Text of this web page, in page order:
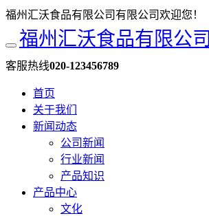
福州汇沃食品有限公司有限公司欢迎您！
福州汇沃食品有限公司
客服热线020-123456789
首页
关于我们
新闻动态
公司新闻
行业新闻
产品知识
产品中心
文化